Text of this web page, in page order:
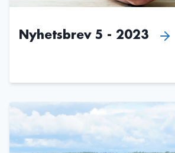
Nyhetsbrev 5 - 2023